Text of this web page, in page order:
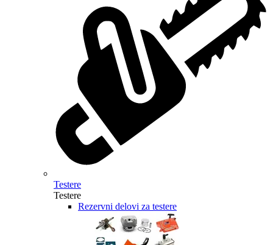
Testere
Testere
Rezervni delovi za testere